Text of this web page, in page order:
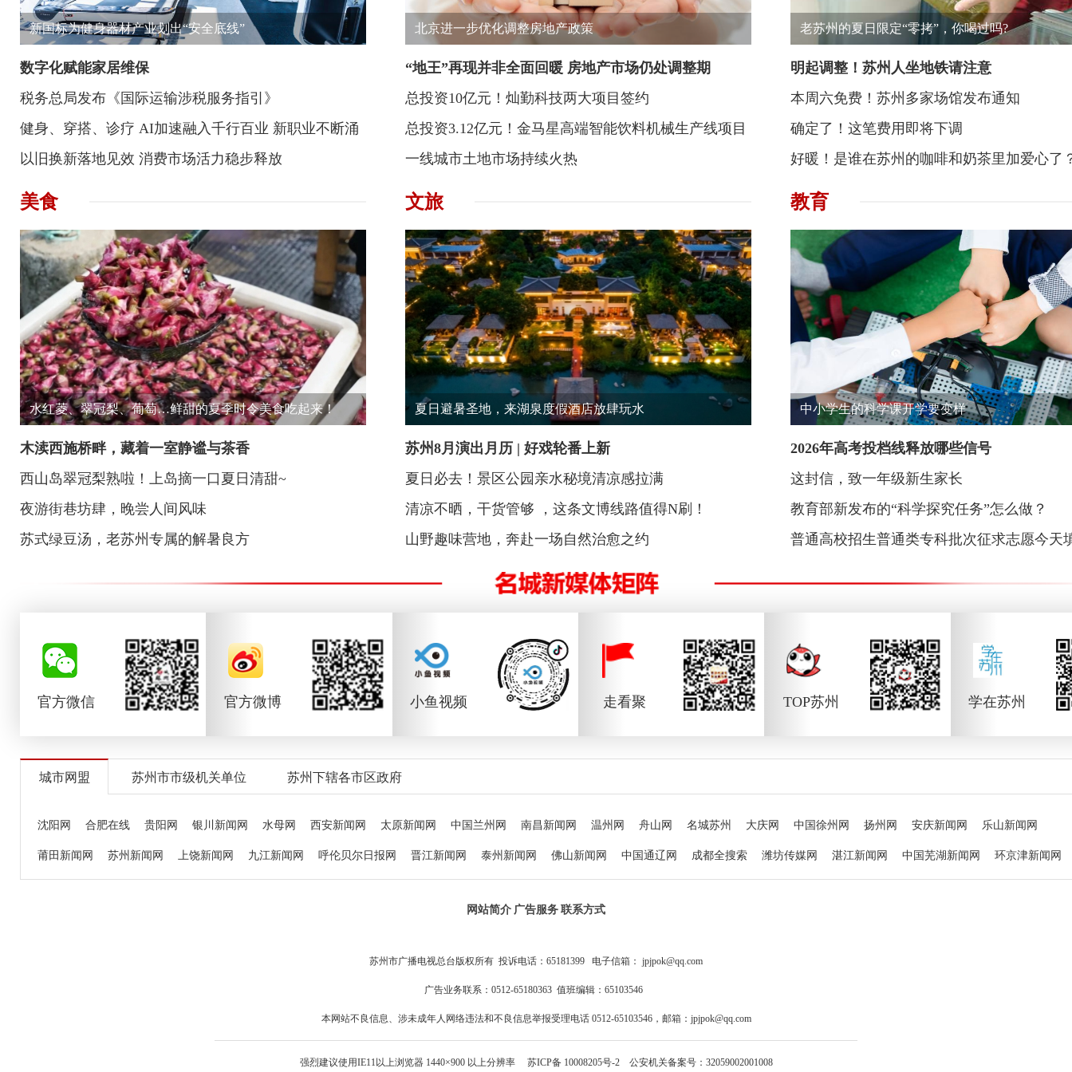
新国标为健身器材产业划出“安全底线”
数字化赋能家居维保
税务总局发布《国际运输涉税服务指引》
健身、穿搭、诊疗 AI加速融入千行百业 新职业不断涌
以旧换新落地见效 消费市场活力稳步释放
北京进一步优化调整房地产政策
“地王”再现并非全面回暖 房地产市场仍处调整期
总投资10亿元！灿勤科技两大项目签约
总投资3.12亿元！金马星高端智能饮料机械生产线项目
一线城市土地市场持续火热
老苏州的夏日限定“零拷”，你喝过吗?
明起调整！苏州人坐地铁请注意
本周六免费！苏州多家场馆发布通知
确定了！这笔费用即将下调
好暖！是谁在苏州的咖啡和奶茶里加爱心了
美食
水红菱、翠冠梨、葡萄…鲜甜的夏季时令美食吃起来！
木渎西施桥畔，藏着一室静谧与茶香
西山岛翠冠梨熟啦！上岛摘一口夏日清甜~
夜游街巷坊肆，晚尝人间风味
苏式绿豆汤，老苏州专属的解暑良方
文旅
夏日避暑圣地，来湖泉度假酒店放肆玩水
苏州8月演出月历 | 好戏轮番上新
夏日必去！景区公园亲水秘境清凉感拉满
清凉不晒，干货管够 ，这条文博线路值得N刷！
山野趣味营地，奔赴一场自然治愈之约
教育
中小学生的科学课开学要变样
2026年高考投档线释放哪些信号
这封信，致一年级新生家长
教育部新发布的“科学探究任务”怎么做？
普通高校招生普通类专科批次征求志愿今天
官方微信 官方微博 小鱼视频 走看聚 TOP苏州 学在苏州
城市网盟 苏州市市级机关单位 苏州下辖各市区政府
沈阳网 合肥在线 贵阳网 银川新闻网 水母网 西安新闻网 太原新闻网 中国兰州网 南昌新闻网 温州网 舟山网 名城苏州 大庆网 中国徐州网 扬州网 安庆新闻网 乐山新闻网
莆田新闻网 苏州新闻网 上饶新闻网 九江新闻网 呼伦贝尔日报网 晋江新闻网 泰州新闻网 佛山新闻网 中国通辽网 成都全搜索 潍坊传媒网 湛江新闻网 中国芜湖新闻网 环京津新闻网
威海新闻网 红山网 张家口新闻网
网站简介 广告服务 联系方式
苏州市广播电视总台版权所有 投诉电话：65181399 电子信箱： jpjpok@qq.com
广告业务联系：0512-65180363 值班编辑：65103546
本网站不良信息、涉未成年人网络违法和不良信息举报受理电话 0512-65103546，邮箱：jpjpok@qq.com
强烈建议使用IE11以上浏览器 1440×900 以上分辨率 苏ICP备 10008205号-2公安机关备案号：32059002001008